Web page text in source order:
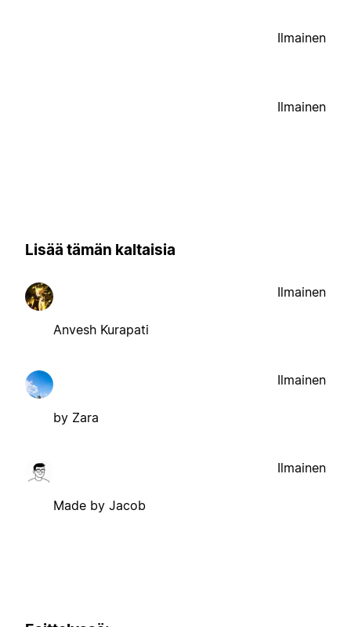
Ilmainen
Ilmainen
Lisää tämän kaltaisia
Anvesh Kurapati
Ilmainen
by Zara
Ilmainen
Made by Jacob
Ilmainen